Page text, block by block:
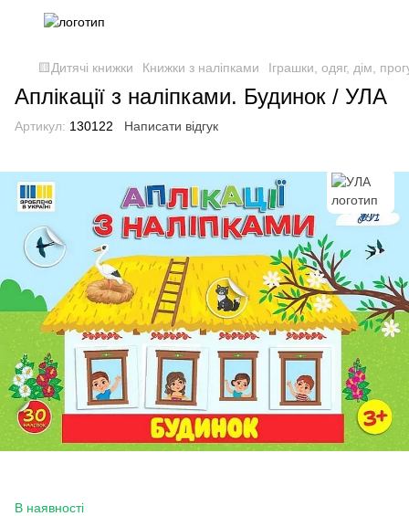
🟨Дитячі книжки Книжки з наліпками Іграшки, одяг, дім,
Аплікації з наліпками. Будинок / УЛА
Артикул: 130122 Написати відгук
В наявності